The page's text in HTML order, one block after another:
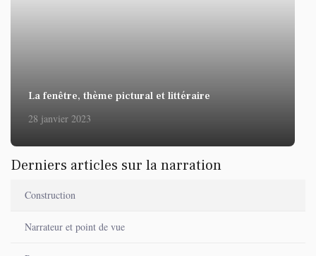
La fenêtre, thème pictural et littéraire
28 janvier 2023
Derniers articles sur la narration
Construction
Narrateur et point de vue